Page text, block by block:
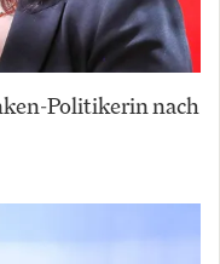
Politikerin nach